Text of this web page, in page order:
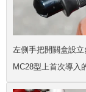
左側手把開關盒設
MC28型上首次導入